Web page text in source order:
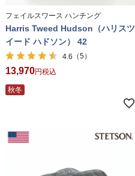
フェイルスワース ハンチング
Harris Tweed Hudson（ハリスツ
イード ハドソン） 42
4.6 （5）
13,970 税込
秋冬